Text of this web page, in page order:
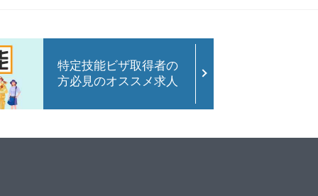
特定技能ビザ取得者の
方必見のオススメ求人